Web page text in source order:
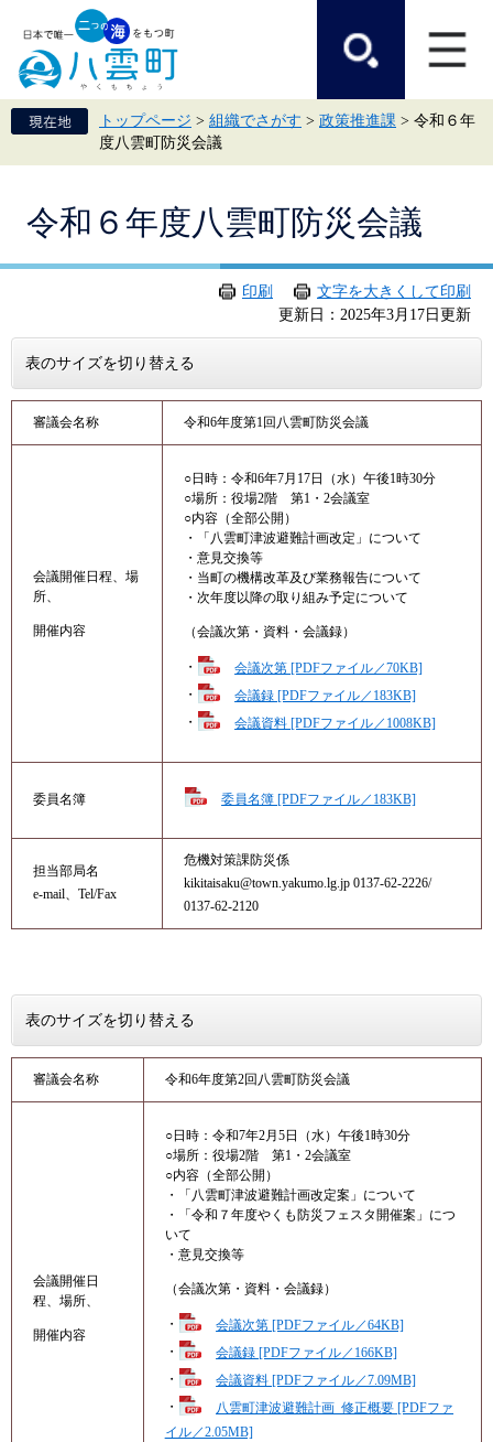
頭
で
飛
ば
て
トップページ > 組織でさがす > 政策推進課 > 令和６年
度八雲町防災会議
令和６年度八雲町防災会議
印刷
文字を大きくして印刷
更新日：2025年3月17日更新
表のサイズを切り替える
審議会名称 令和6年度第1回八雲町防災会議
会議開催日程、場
所、
開催内容
○日時：令和6年7月17日（水）午後1時30分
○場所：役場2階 第1・2会議室
○内容（全部公開）
・「八雲町津波避難計画改定」について
・意見交換等
・当町の機構改革及び業務報告について
・次年度以降の取り組み予定について​
（会議次第・資料・会議録）
・
会議次第 [PDFファイル／70KB]
・
会議録 [PDFファイル／183KB]
・
会議資料 [PDFファイル／1008KB]
委員名簿 委員名簿 [PDFファイル／183KB]
担当部局名
e-mail、Tel/Fax
危機対策課​防災係​
kikitaisaku@town.yakumo.lg.jp​ 0137-62-2226​/
0137-62-2120
表のサイズを切り替える
審議会名称 令和6年度第2回八雲町防災会議
会議開催日
程、場所、
開催内容
○日時：令和7年2月5日（水）午後1時30分
○場所：役場2階 第1・2会議室
○内容（全部公開）
・「八雲町津波避難計画改定案」について
・「令和７年度やくも防災フェスタ開催案」につ
いて
・意見交換等
（会議次第・資料・会議録）
・
会議次第 [PDFファイル／64KB]
・
会議録 [PDFファイル／166KB]
・
会議資料 [PDFファイル／7.09MB]
・
八雲町津波避難計画_修正概要 [PDFファ
イル／2.05MB]